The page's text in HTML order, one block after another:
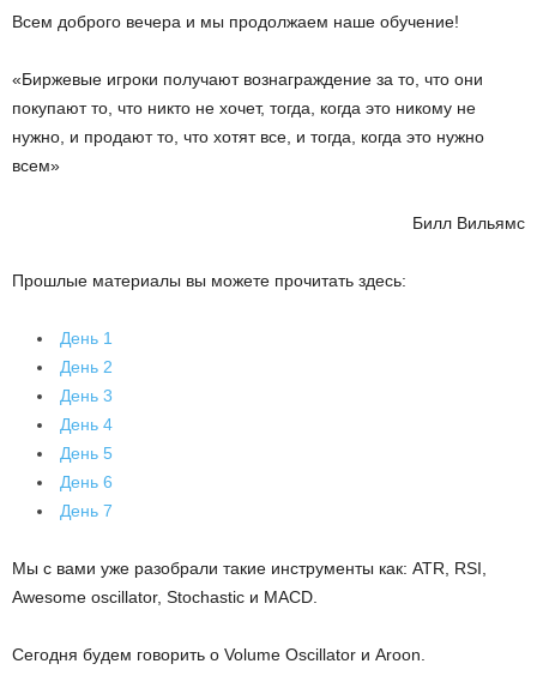
Всем доброго вечера и мы продолжаем наше обучение!
«Биржевые игроки получают вознаграждение за то, что они
покупают то, что никто не хочет, тогда, когда это никому не
нужно, и продают то, что хотят все, и тогда, когда это нужно
всем»
Билл Вильямс
Прошлые материалы вы можете прочитать здесь:
День 1
День 2
День 3
День 4
День 5
День 6
День 7
Мы с вами уже разобрали такие инструменты как: ATR, RSI,
Awesome oscillator, Stochastic и MACD.
Сегодня будем говорить о Volume Oscillator и Aroon.